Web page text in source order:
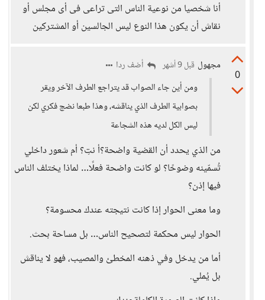
أنا شخصيا من نوعية الناس التى تراعى فى أى مجلس أو
نقاش أن يكون هذا النوع ليس الجالسين أو المشتركين
0
مجهول قبل 9 أشهر
أضف ردا
ومن أين جاء الصواب قد يتراجع الطرف الآخر ويقر
بصوابية الطرف الذي يناقشه، وهذا طبعا نضج فكري لكن
ليس الكل لديه هذه الشجاعة
من الذي يحدد أن القضية واضحة؟أ نتِ؟ أم شعور داخلي
تُسمّينه وضوحًا؟ لو كانت واضحة فعلًا… لماذا يختلف الناس
فيها إذن؟
وما معنى الحوار إذا كانت نتيجته عندك محسومة؟
الحوار ليس محكمة لتصحيح الناس… بل مساحة بحث.
أما من يدخل وفي ذهنه المخطئ والمصيب، فهو لا يناقش
بل يُملي.